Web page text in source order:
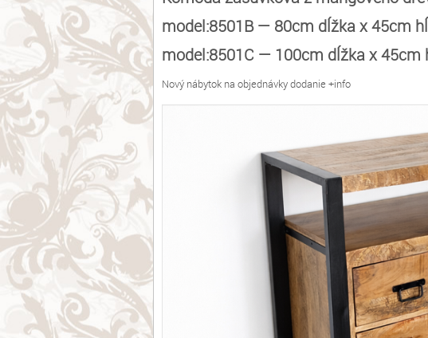
model:8501B — 80cm dĺžka x 45cm
model:8501C — 100cm dĺžka x 45cm
Nový nábytok na objednávky dodanie +info